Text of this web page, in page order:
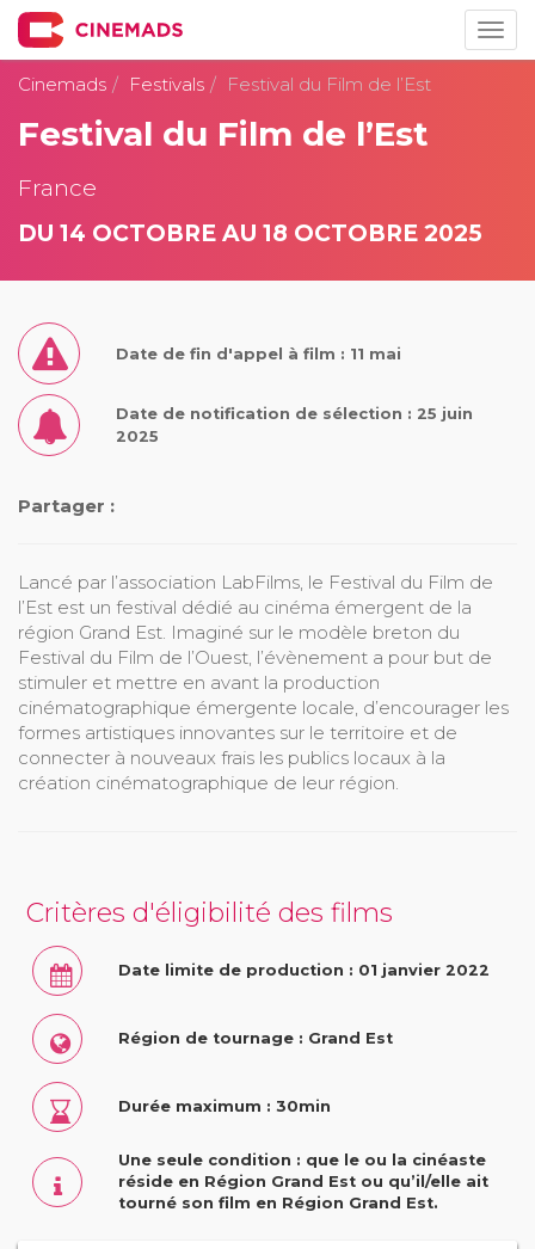
Cinemads
Festivals Festival du Film de l’Est
Festival du Film de l’Est
France
DU 14 OCTOBRE AU 18 OCTOBRE 2025
Date de fin d'appel à film : 11 mai
Date de notification de sélection : 25 juin
2025
Partager :
Lancé par l’association LabFilms, le Festival du Film de
l’Est est un festival dédié au cinéma émergent de la
région Grand Est. Imaginé sur le modèle breton du
Festival du Film de l’Ouest, l’évènement a pour but de
stimuler et mettre en avant la production
cinématographique émergente locale, d’encourager les
formes artistiques innovantes sur le territoire et de
connecter à nouveaux frais les publics locaux à la
création cinématographique de leur région.
Critères d'éligibilité des films
Date limite de production : 01 janvier 2022
Région de tournage : Grand Est
Durée maximum : 30min
Une seule condition : que le ou la cinéaste
réside en Région Grand Est ou qu’il/elle ait
tourné son film en Région Grand Est.